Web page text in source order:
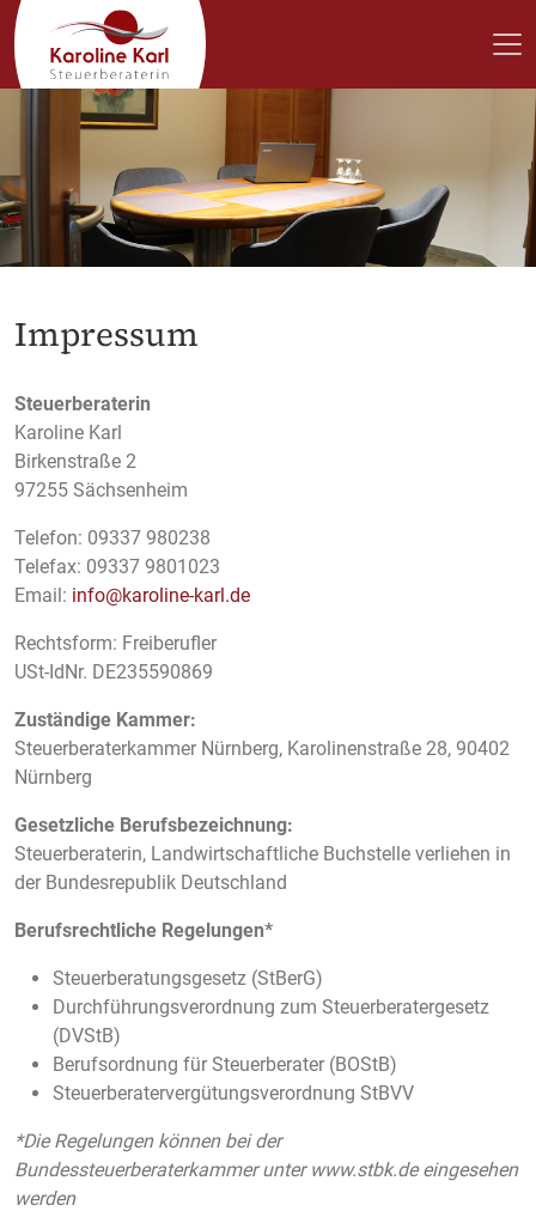
Impressum
Steuerberaterin
Karoline Karl
Birkenstraße 2
97255 Sächsenheim
Telefon: 09337 980238
Telefax: 09337 9801023
Email: info@karoline-karl.de
Rechtsform: Freiberufler
USt-IdNr. DE235590869
Zuständige Kammer:
Steuerberaterkammer Nürnberg, Karolinenstraße 28, 90402
Nürnberg
Gesetzliche Berufsbezeichnung:
Steuerberaterin, Landwirtschaftliche Buchstelle verliehen in
der Bundesrepublik Deutschland
Berufsrechtliche Regelungen*
Steuerberatungsgesetz (StBerG)
Durchführungsverordnung zum Steuerberatergesetz
(DVStB)
Berufsordnung für Steuerberater (BOStB)
Steuerberatervergütungsverordnung StBVV
*Die Regelungen können bei der
Bundessteuerberaterkammer unter www.stbk.de eingesehen
werden